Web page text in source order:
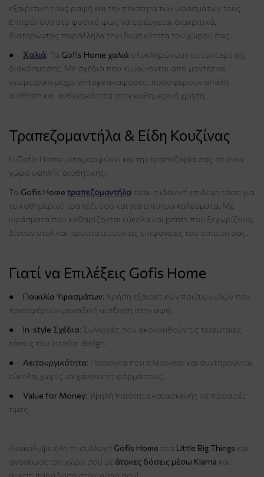
εξαιρετική τους ραφή και την ποιότητα των υφασμάτων τους.
Επιτρέπουν στο φυσικό φως να εισέρχεται διακριτικά,
διατηρώντας παράλληλα την ιδιωτικότητα του χώρου σας.
●
Χαλιά: Τα Gofis Home χαλιά ολοκληρώνουν το concept της
διακόσμησης. Με σχέδια που κυμαίνονται από μοντέρνα
γεωμετρικά μέχρι vintage αναφορές, προσφέρουν απαλή
αίσθηση και ανθεκτικότητα στην καθημερινή χρήση.
Τραπεζομαντήλα & Είδη Κουζίνας
Η Gofis Home μεταμορφώνει και την τραπεζαρία σας σε έναν
χώρο υψηλής αισθητικής.
Τα Gofis Home τραπεζομαντήλα είναι η ιδανική επιλογή τόσο για
το καθημερινό τραπέζι όσο και για επίσημα καλέσματα. Με
υφάσματα που καθαρίζονται εύκολα και prints που ξεχωρίζουν,
δίνουν στυλ και προστατεύουν τις επιφάνειες του σπιτιού σας.
Γιατί να Επιλέξεις Gofis Home
● Ποικιλία Υφασμάτων: Χρήση εξαιρετικών πρώτων υλών που
προσφέρουν μοναδική αίσθηση στην αφή.
●
In-style Σχέδια: Συλλογές που ακολουθούν τις τελευταίες
τάσεις του interior design.
●
Λειτουργικότητα: Προϊόντα που πλένονται και συντηρούνται
εύκολα, χωρίς να χάνουν τη φόρμα τους.
●
Value for Money: Υψηλή ποιότητα κατασκευής σε προσιτές
τιμές.
Ανακάλυψε όλη τη συλλογή Gofis Home στο Little Big Things και
ανανέωσε τον χώρο σου με άτοκες δόσεις μέσω Klarna και
άμεση παράδοση στον χώρο σου!